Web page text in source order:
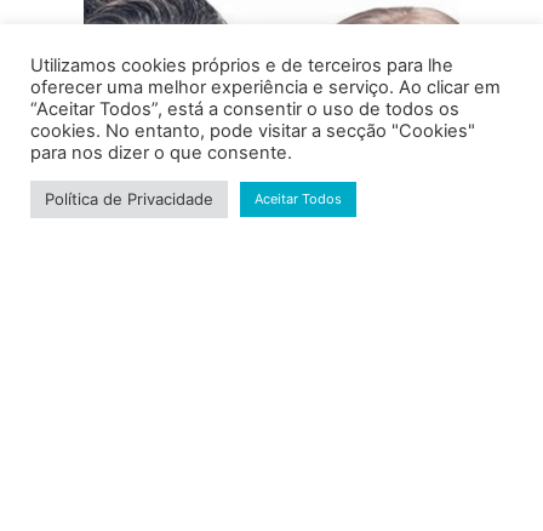
Utilizamos cookies próprios e de terceiros para lhe
oferecer uma melhor experiência e serviço. Ao clicar em
“Aceitar Todos”, está a consentir o uso de todos os
cookies. No entanto, pode visitar a secção "Cookies"
para nos dizer o que consente.
Política de Privacidade Aceitar Todos